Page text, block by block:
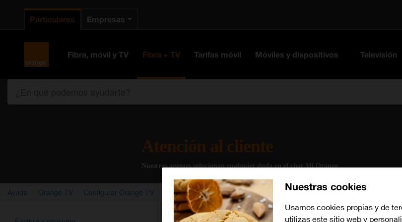
Particulares
Empresas
Fibra, móvil y TV Fibra + TV Tarifas móvil Móviles y dispositivos Televisión
Atención al cliente
Nuestros agentes solucionan cualquier duda en el chat Mi Orange
Ayuda Orange TV Configurar Orange TV Ayuda de acceso al servicio de TV (Usuario y contraseña)
Nuestras cookies
Usamos cookies propias y de
utilizas este sitio web y